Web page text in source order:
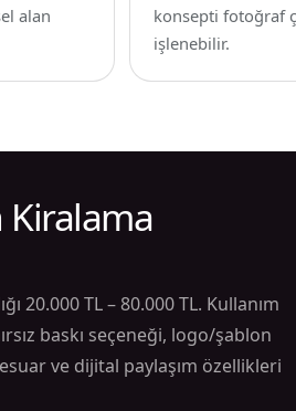
alan
konsepti fotoğraf
işlenebilir.
20.000 TL – 80.000 TL. Kullanım
baskı seçeneği, logo/şablon
ve dijital paylaşım özellikleri